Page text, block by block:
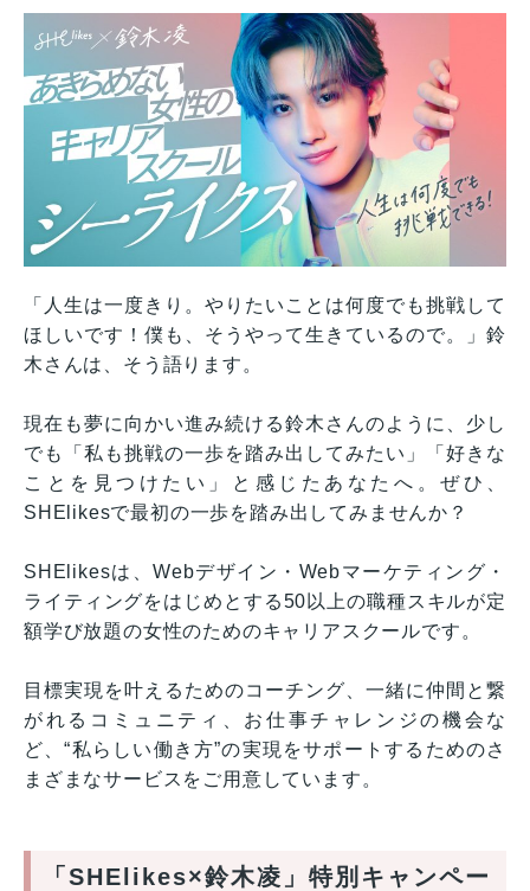
「人生は一度きり。やりたいことは何度でも挑戦して
ほしいです！僕も、そうやって生きているので。」鈴
木さんは、そう語ります。
現在も夢に向かい進み続ける鈴木さんのように、少し
でも「私も挑戦の一歩を踏み出してみたい」「好きな
ことを見つけたい」と感じたあなたへ。ぜひ、
SHElikesで最初の一歩を踏み出してみませんか？
SHElikesは、Webデザイン・Webマーケティング・
ライティングをはじめとする50以上の職種スキルが定
額学び放題の女性のためのキャリアスクールです。
目標実現を叶えるためのコーチング、一緒に仲間と繋
がれるコミュニティ、お仕事チャレンジの機会な
ど、“私らしい働き方”の実現をサポートするためのさ
まざまなサービスをご用意しています。
「SHElikes×鈴木凌」特別キャンペー